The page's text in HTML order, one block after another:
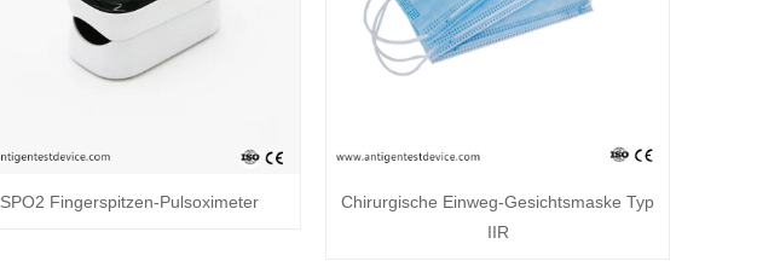
SPO2 Fingerspitzen-Pulsoximeter
Chirurgische Einweg-Gesichtsmaske Typ
IIR